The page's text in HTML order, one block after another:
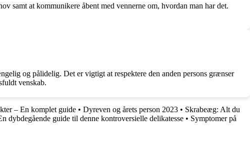
samt at kommunikere åbent med vennerne om, hvordan man har det.
og pålidelig. Det er vigtigt at respektere den anden persons grænser
venskab.
– En komplet guide • Dyreven og årets person 2023 • Skrabeæg: Alt du
dybdegående guide til denne kontroversielle delikatesse • Symptomer på